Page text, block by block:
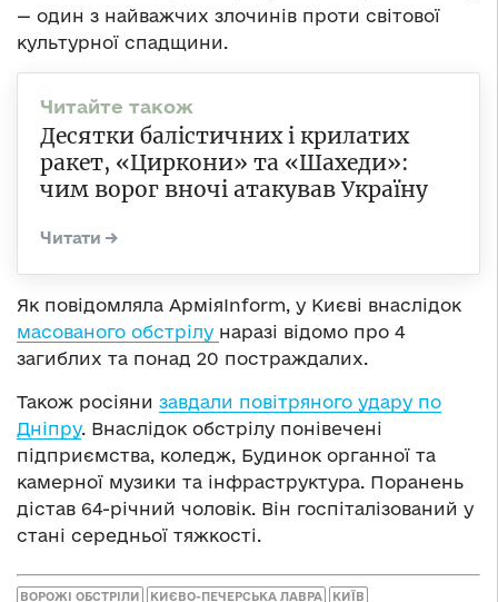
— один з найважчих злочинів проти світової
культурної спадщини.
Десятки балістичних і крилатих
ракет, «Циркони» та «Шахеди»:
чим ворог вночі атакував Україну
Як повідомляла АрміяInform, у Києві внаслідок
масованого обстрілу наразі відомо про 4
загиблих та понад 20 постраждалих.
Також росіяни завдали повітряного удару по
Дніпру. Внаслідок обстрілу понівечені
підприємства, коледж, Будинок органної та
камерної музики та інфраструктура. Поранень
дістав 64-річний чоловік. Він госпіталізований у
стані середньої тяжкості.
ВОРОЖІ ОБСТРІЛИ КИЄВО-ПЕЧЕРСЬКА ЛАВРА КИЇВ